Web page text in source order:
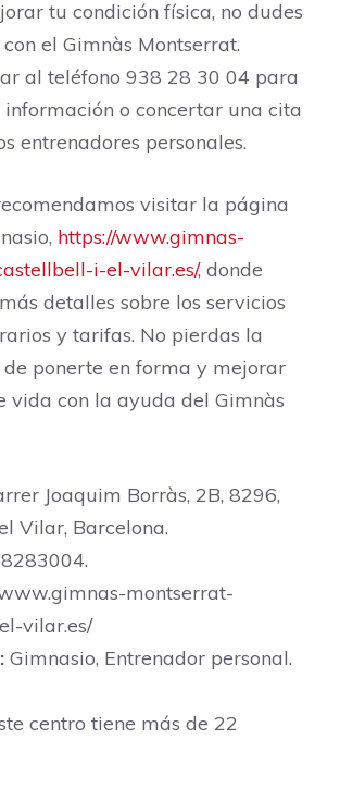
tu condición física, no dudes
el Gimnàs Montserrat.
al teléfono 938 28 30 04 para
o concertar una cita
entrenadores personales.
visitar la página
https://www.gimnas-
i-el-vilar.es/, donde
detalles sobre los servicios
y tarifas. No pierdas la
ponerte en forma y mejorar
vida con la ayuda del Gimnàs
Joaquim Borràs, 2B, 8296,
Vilar, Barcelona.
montserrat-
vilar.es/
Gimnasio, Entrenador personal.
centro tiene más de 22